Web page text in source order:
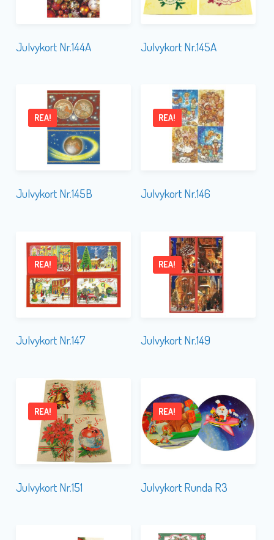
Julvykort Nr.144A Julvykort Nr.145A
Julvykort Nr.145B
REA!
Julvykort Nr.146
REA!
Julvykort Nr.147
REA!
Julvykort Nr.149
REA!
Julvykort Nr.151
REA!
Julvykort Runda R3
REA!